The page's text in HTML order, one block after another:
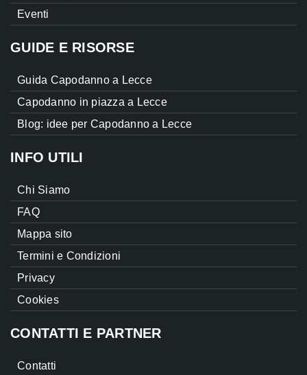
Eventi
GUIDE E RISORSE
Guida Capodanno a Lecce
Capodanno in piazza a Lecce
Blog: idee per Capodanno a Lecce
INFO UTILI
Chi Siamo
FAQ
Mappa sito
Termini e Condizioni
Privacy
Cookies
CONTATTI E PARTNER
Contatti